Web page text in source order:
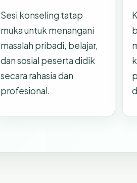
Sesi konseling tatap
muka untuk menangani
masalah pribadi, belajar,
dan sosial peserta didik
secara rahasia dan
profesional.